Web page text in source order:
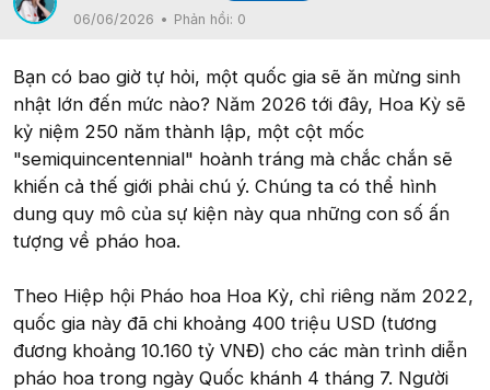
06/06/2026
Phản hồi: 0
Bạn có bao giờ tự hỏi, một quốc gia sẽ ăn mừng sinh
nhật lớn đến mức nào? Năm 2026 tới đây, Hoa Kỳ sẽ
kỷ niệm 250 năm thành lập, một cột mốc
"semiquincentennial" hoành tráng mà chắc chắn sẽ
khiến cả thế giới phải chú ý. Chúng ta có thể hình
dung quy mô của sự kiện này qua những con số ấn
tượng về pháo hoa.
Theo Hiệp hội Pháo hoa Hoa Kỳ, chỉ riêng năm 2022,
quốc gia này đã chi khoảng 400 triệu USD (tương
đương khoảng 10.160 tỷ VNĐ) cho các màn trình diễn
pháo hoa trong ngày Quốc khánh 4 tháng 7. Người